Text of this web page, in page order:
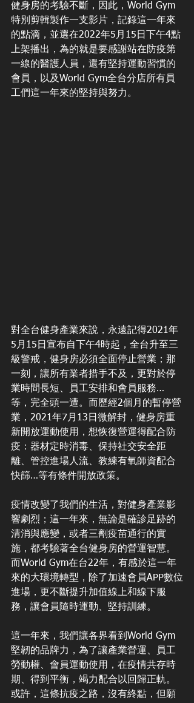
健身房的考驗不斷，因此，World Gym
特別剪輯製作一支影片，記錄這一年來
的點滴，並選在2022年5月15日下午4點
上架播出，為的就是要感謝站在防疫第
一線的醫護人員，還有堅持運動習慣的
會員，以及World Gym全台分店所有員
工們這一年來的堅持與努力。
對全台健身產業來說，永遠記得2021年
5月15日宣布自下午4時起，全台升至三
級警戒，健身房必須全面停止營業；那
一刻，讓所有業者措手不及，更對於停
業時間長短、員工安排和會員服務…
等，完全頭一遭。而歷經2個月的暫停營
業，2021年7月13日微解封，健身房重
新開放運動使用，想恢復營運得配合防
疫：器材定時消毒、保持社交安全距
離、管控進場人流、教練有氧師資配合
快篩…等有條件開放政策。
疫情改變了我們的生活，對健身產業影
響劇烈；這一年來，無論是確診足跡的
清消與應變，或者三劑疫苗通行的實
施，都考驗著全台健身房的營運智慧。
而World Gym在台22年，有感於這一年
來的大環境轉型，除了加速會員APP數位
進場，更不斷提升加值線上和線下服
務，讓會員隨時運動、堅持訓練。
這一年來，我們讓各界看到World Gym
堅韌的品牌力，為了讓產業營運、員工
勞動權、會員運動使用，在疫情共存時
期、得到平衡，竭力配合以回歸正軌。
或許，這條抗疫之路，沒有終點，但願